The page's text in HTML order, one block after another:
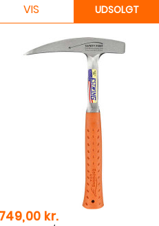
VIS UDSOLGT
Pris
749,00 kr.